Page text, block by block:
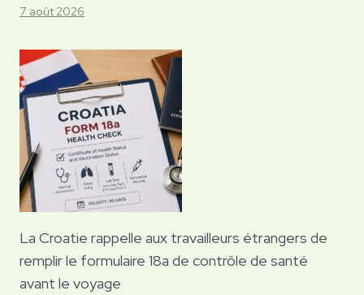
7 août 2026
La Croatie rappelle aux travailleurs étrangers de
remplir le formulaire 18a de contrôle de santé
avant le voyage